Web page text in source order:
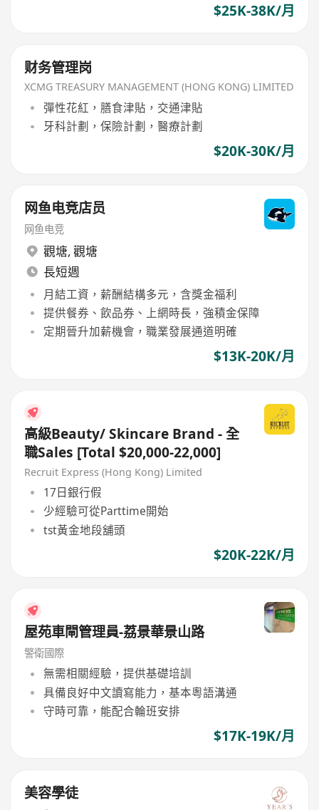
$25K-38K/月
财务管理岗
XCMG TREASURY MANAGEMENT (HONG KONG) LIMITED
彈性花紅，膳食津貼，交通津貼
牙科計劃，保險計劃，醫療計劃
$20K-30K/月
网鱼电竞店员
网鱼电竞
觀塘, 觀塘
長短週
月結工資，薪酬結構多元，含獎金福利
提供餐券、飲品券、上網時長，強積金保障
定期晉升加薪機會，職業發展通道明確
$13K-20K/月
高級Beauty/ Skincare Brand - 全
職Sales [Total $20,000-22,000]
Recruit Express (Hong Kong) Limited
17日銀行假
少經驗可從Parttime開始
tst黃金地段舖頭
$20K-22K/月
屋苑車閘管理員-荔景華景山路
警衛國際
無需相關經驗，提供基礎培訓
具備良好中文讀寫能力，基本粵語溝通
守時可靠，能配合輪班安排
$17K-19K/月
美容學徒